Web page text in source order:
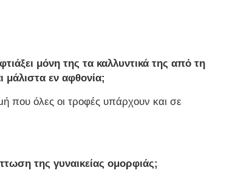
μόνη της τα καλλυντικά της από τη
εν αφθονία;
που όλες οι τροφές υπάρχουν και σε
της γυναικείας ομορφιάς;